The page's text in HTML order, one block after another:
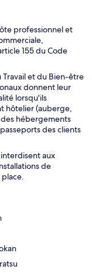
professionnel et
155 du Code
Travail et du Bien-être
donnent leur
lorsqu'ils
hôtelier (auberge,
hébergements
des clients
aux
de